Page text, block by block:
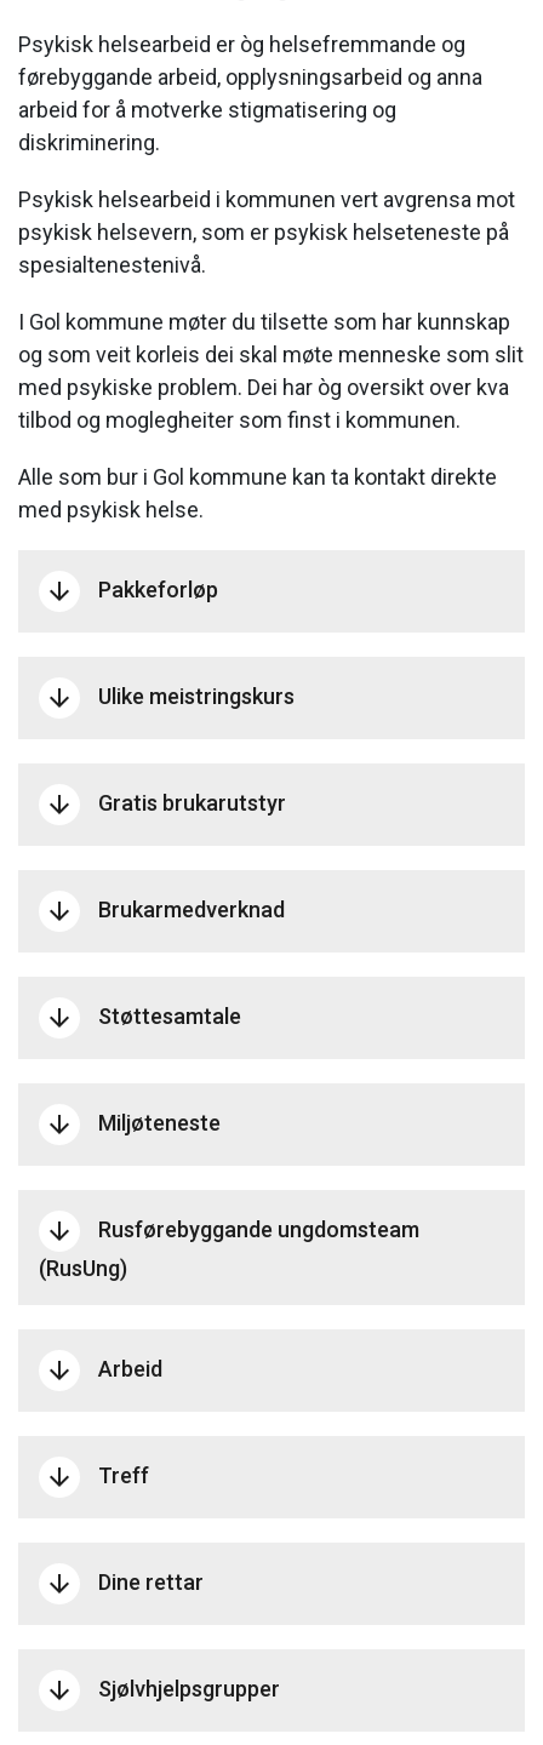
Psykisk helsearbeid er òg helsefremmande og
førebyggande arbeid, opplysningsarbeid og anna
arbeid for å motverke stigmatisering og
diskriminering.
Psykisk helsearbeid i kommunen vert avgrensa mot
psykisk helsevern, som er psykisk helseteneste på
spesialtenestenivå.
I Gol kommune møter du tilsette som har kunnskap
og som veit korleis dei skal møte menneske som slit
med psykiske problem. Dei har òg oversikt over kva
tilbod og moglegheiter som finst i kommunen.
Alle som bur i Gol kommune kan ta kontakt direkte
med psykisk helse.
arrow_downward Pakkeforløp
arrow_downward Ulike meistringskurs
arrow_downward Gratis brukarutstyr
arrow_downward Brukarmedverknad
arrow_downward Støttesamtale
arrow_downward Miljøteneste
arrow_downward
Rusførebyggande ungdomsteam
(RusUng)
arrow_downward Arbeid
arrow_downward Treff
arrow_downward Dine rettar
arrow_downward Sjølvhjelpsgrupper